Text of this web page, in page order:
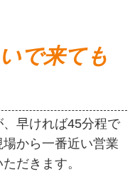
で来ても
早ければ45分程で
から一番近い営業
だきます。